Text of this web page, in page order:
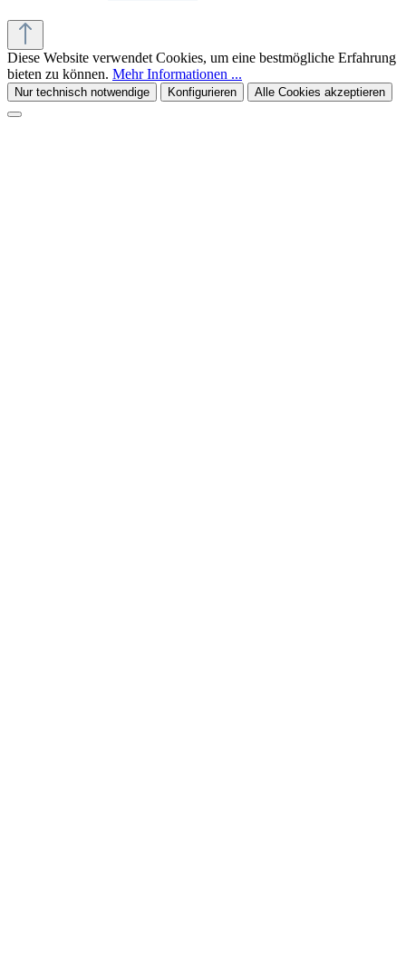
Diese Website verwendet Cookies, um eine bestmögliche Erfahrung
bieten zu können. Mehr Informationen ...
Nur technisch notwendige Konfigurieren Alle Cookies akzeptieren